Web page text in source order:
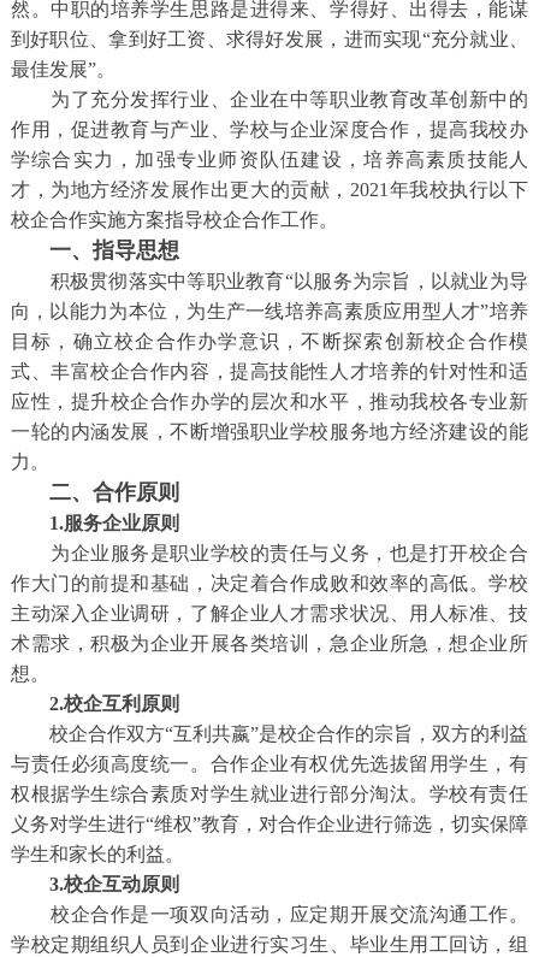
然。中职的培养学生思路是进得来、学得好、出得去，能谋
到好职位、拿到好工资、求得好发展，进而实现“充分就业、
最佳发展”。
为了充分发挥行业、企业在中等职业教育改革创新中的
作用，促进教育与产业、学校与企业深度合作，提高我校办
学综合实力，加强专业师资队伍建设，培养高素质技能人
才，为地方经济发展作出更大的贡献，2021年我校执行以下
校企合作实施方案指导校企合作工作。
一、指导思想
积极贯彻落实中等职业教育“以服务为宗旨，以就业为导
向，以能力为本位，为生产一线培养高素质应用型人才”培养
目标，确立校企合作办学意识，不断探索创新校企合作模
式、丰富校企合作内容，提高技能性人才培养的针对性和适
应性，提升校企合作办学的层次和水平，推动我校各专业新
一轮的内涵发展，不断增强职业学校服务地方经济建设的能
力。
二、合作原则
1.服务企业原则
为企业服务是职业学校的责任与义务，也是打开校企合
作大门的前提和基础，决定着合作成败和效率的高低。学校
主动深入企业调研，了解企业人才需求状况、用人标准、技
术需求，积极为企业开展各类培训，急企业所急，想企业所
想。
2.校企互利原则
校企合作双方“互利共嬴”是校企合作的宗旨，双方的利益
与责任必须高度统一。合作企业有权优先选拔留用学生，有
权根据学生综合素质对学生就业进行部分淘汰。学校有责任
义务对学生进行“维权”教育，对合作企业进行筛选，切实保障
学生和家长的利益。
3.校企互动原则
校企合作是一项双向活动，应定期开展交流沟通工作。
学校定期组织人员到企业进行实习生、毕业生用工回访，组